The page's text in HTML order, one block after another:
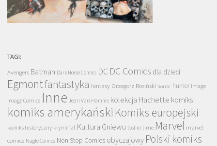
TAGI:
Avengers Batman Dark Horse Comics DC DC Comics dla dzieci
Egmontfantastyka fantasy Grzegorz Rosiński horror humor Image
Image Comics Inne Jean Van Hamme kolekcja Hachette komiks
komiks amerykański Komiks europejski
komiks historyczny kryminał Kultura Gniewu lost in time Marvel marvel
comics Nagle Comics Non Stop Comics obyczajowy Polski komiks